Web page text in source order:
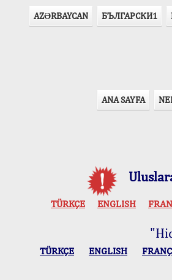
AZӘRBAYCAN БЪЛГАРСКИ1
ANA SAYFA
TÜRKÇE ENGLISH
TÜRKÇE ENGLISH